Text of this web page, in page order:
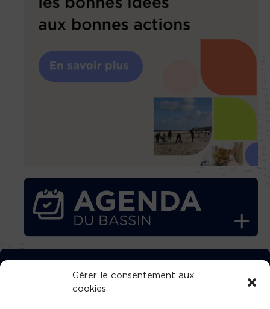
Gérer le consentement aux
cookies
TÉLÉCHARGEZ GRATUITEMENT
L’APPLICATION TVBA !